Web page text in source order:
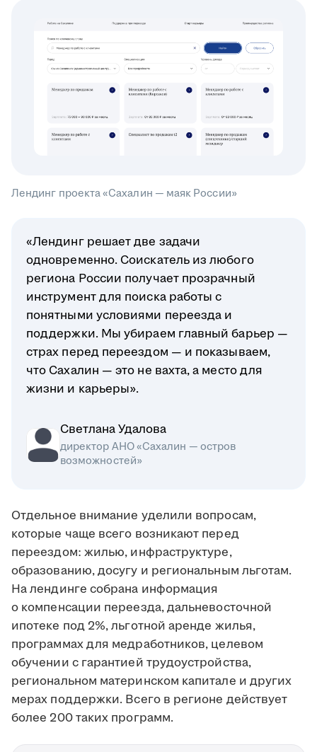
Лендинг проекта «Сахалин — маяк России»
«Лендинг решает две задачи
одновременно. Соискатель из любого
региона России получает прозрачный
инструмент для поиска работы с
понятными условиями переезда и
поддержки. Мы убираем главный барьер —
страх перед переездом — и показываем,
что Сахалин — это не вахта, а место для
жизни и карьеры».
Светлана Удалова
директор АНО «Сахалин — остров
возможностей»
Отдельное внимание уделили вопросам,
которые чаще всего возникают перед
переездом: жилью, инфраструктуре,
образованию, досугу и региональным льготам.
На лендинге собрана информация
о компенсации переезда, дальневосточной
ипотеке под 2%, льготной аренде жилья,
программах для медработников, целевом
обучении с гарантией трудоустройства,
региональном материнском капитале и других
мерах поддержки. Всего в регионе действует
более 200 таких программ.